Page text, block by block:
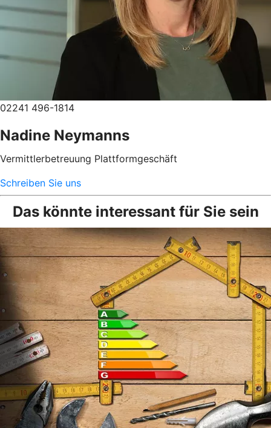
02241 496-1814
Nadine Neymanns
Vermittlerbetreuung Plattformgeschäft
Schreiben Sie uns
Das könnte interessant für Sie sein